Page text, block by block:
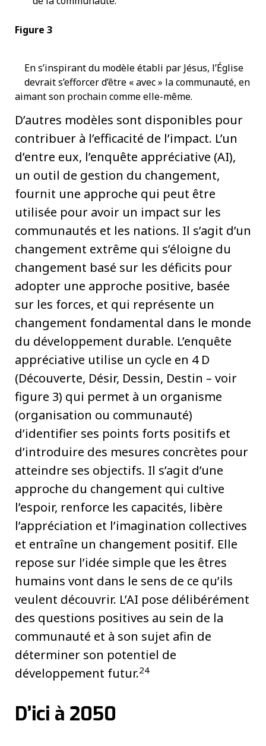
Figure 3
En s’inspirant du modèle établi par Jésus, l’Église
devrait s’efforcer d’être « avec » la communauté, en
aimant son prochain comme elle-même.
D’autres modèles sont disponibles pour
contribuer à l’efficacité de l’impact. L’un
d’entre eux, l’enquête appréciative (AI),
un outil de gestion du changement,
fournit une approche qui peut être
utilisée pour avoir un impact sur les
communautés et les nations. Il s’agit d’un
changement extrême qui s’éloigne du
changement basé sur les déficits pour
adopter une approche positive, basée
sur les forces, et qui représente un
changement fondamental dans le monde
du développement durable. L’enquête
appréciative utilise un cycle en 4 D
(Découverte, Désir, Dessin, Destin – voir
figure 3) qui permet à un organisme
(organisation ou communauté)
d’identifier ses points forts positifs et
d’introduire des mesures concrètes pour
atteindre ses objectifs. Il s’agit d’une
approche du changement qui cultive
l’espoir, renforce les capacités, libère
l’appréciation et l’imagination collectives
et entraîne un changement positif. Elle
repose sur l’idée simple que les êtres
humains vont dans le sens de ce qu’ils
veulent découvrir. L’AI pose délibérément
des questions positives au sein de la
communauté et à son sujet afin de
déterminer son potentiel de
développement futur.24
D’ici à 2050